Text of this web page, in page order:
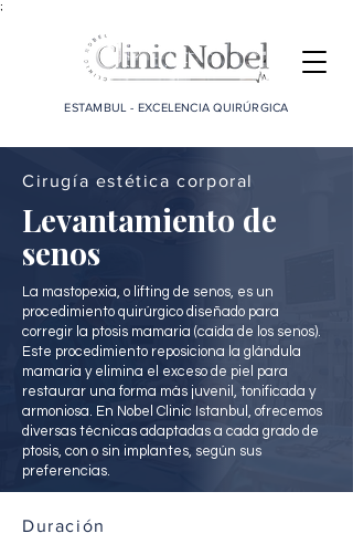
;
ESTAMBUL - EXCELENCIA QUIRÚRGICA
Cirugía estética corporal
Levantamiento de
senos
La mastopexia, o lifting de senos, es un
procedimiento quirúrgico diseñado para
corregir la ptosis mamaria (caída de los senos).
Este procedimiento reposiciona la glándula
mamaria y elimina el exceso de piel para
restaurar una forma más juvenil, tonificada y
armoniosa. En Nobel Clinic Istanbul, ofrecemos
diversas técnicas adaptadas a cada grado de
ptosis, con o sin implantes, según sus
preferencias.
Duración